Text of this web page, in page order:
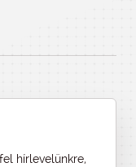
hírlevelünkre,